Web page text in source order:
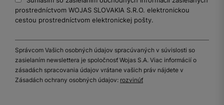
prostredníctvom WOJAS SLOVAKIA S.R.O. elektronickou
cestou prostredníctvom elektronickej pošty.
Správcom Vašich osobných údajov spracúvaných v súvislosti so
zasielaním newslettera je spoločnosť Wojas S.A. Viac informácií o
zásadách spracovania údajov vrátane vašich práv nájdete v
Zásadách ochrany osobných údajov: rozvinúť